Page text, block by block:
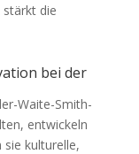
die
bei der
Waite-Smith-
entwickeln
sie kulturelle,